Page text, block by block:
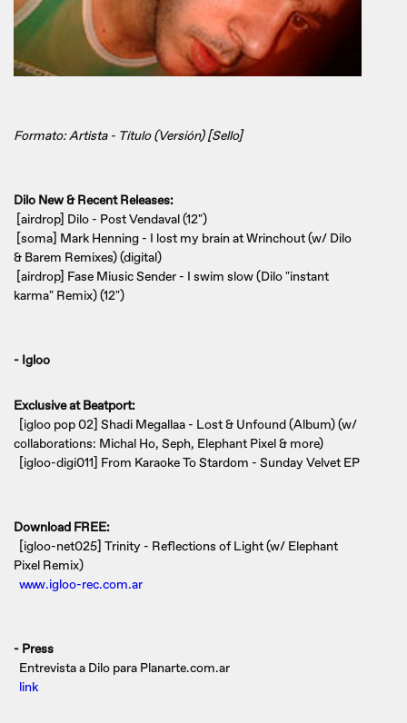
Formato: Artista - Título (Versión) [Sello]
Dilo New & Recent Releases:
[airdrop] Dilo - Post Vendaval (12")
[soma] Mark Henning - I lost my brain at Wrinchout (w/ Dilo
& Barem Remixes) (digital)
[airdrop] Fase Miusic Sender - I swim slow (Dilo "instant
karma" Remix) (12")
- Igloo
Exclusive at Beatport:
[igloo pop 02] Shadi Megallaa - Lost & Unfound (Album) (w/
collaborations: Michal Ho, Seph, Elephant Pixel & more)
[igloo-digi011] From Karaoke To Stardom - Sunday Velvet EP
Download FREE:
[igloo-net025] Trinity - Reflections of Light (w/ Elephant
Pixel Remix)
www.igloo-rec.com.ar
- Press
Entrevista a Dilo para Planarte.com.ar
link